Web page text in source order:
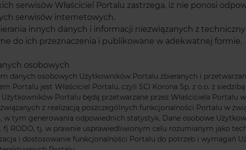
serwisów Właściciel Portalu zastrzega, iż nie ponosi
serwisów internetowych.
innych danych i informacji niezwiązanych z
do ich przeznaczenia i publikowane w adekwatnej formie.
osobowych
danych osobowych Użytkowników Portalu zbieranych i
Portalu jest Właściciel Portalu, czyli SCI Korona Sp. z o.o. z
Portalu będą przetwarzane przez Właściciela Portalu
z realizacją poszczególnych funkcjonalności Portalu w
w tym generowania odpowiednich statystyk. Dane osobowe
f) RODO, tj. w prawnie usprawiedliwionym celu rozumianym jako
i dostosowanie funkcjonalności Portalu do potrzeb i wymagań